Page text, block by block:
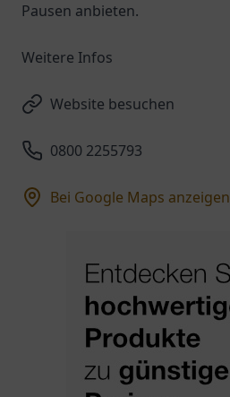
Pausen anbieten.
Weitere Infos
Website besuchen
0800 2255793
Bei Google Maps anzeigen